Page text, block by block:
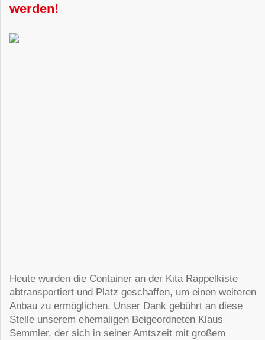
werden!
Heute wurden die Container an der Kita Rappelkiste
abtransportiert und Platz geschaffen, um einen weiteren
Anbau zu ermöglichen. Unser Dank gebührt an diese
Stelle unserem ehemaligen Beigeordneten Klaus
Semmler, der sich in seiner Amtszeit mit großem